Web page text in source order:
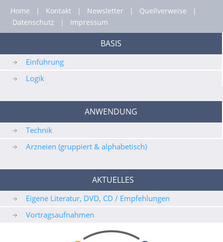
Home | Kontakt| Newsletter| Quellverweise |
Datenschutz | Impressum
BASIS
Einführung
Logik
ANWENDUNG
Technik
Arzneien (gruppiert & alphabetisch)
AKTUELLES
Eigene Literatur, DVD, CD / Empfehlungen
Vortragsaufnahmen